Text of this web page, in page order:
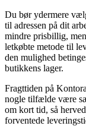
Du bør ydermere
til adressen på dit
mindre prisbillig,
letkøbte metode til
den mulighed
butikkens lager.
Fragttiden på
nogle tilfælde være
om kort tid, så
forventede